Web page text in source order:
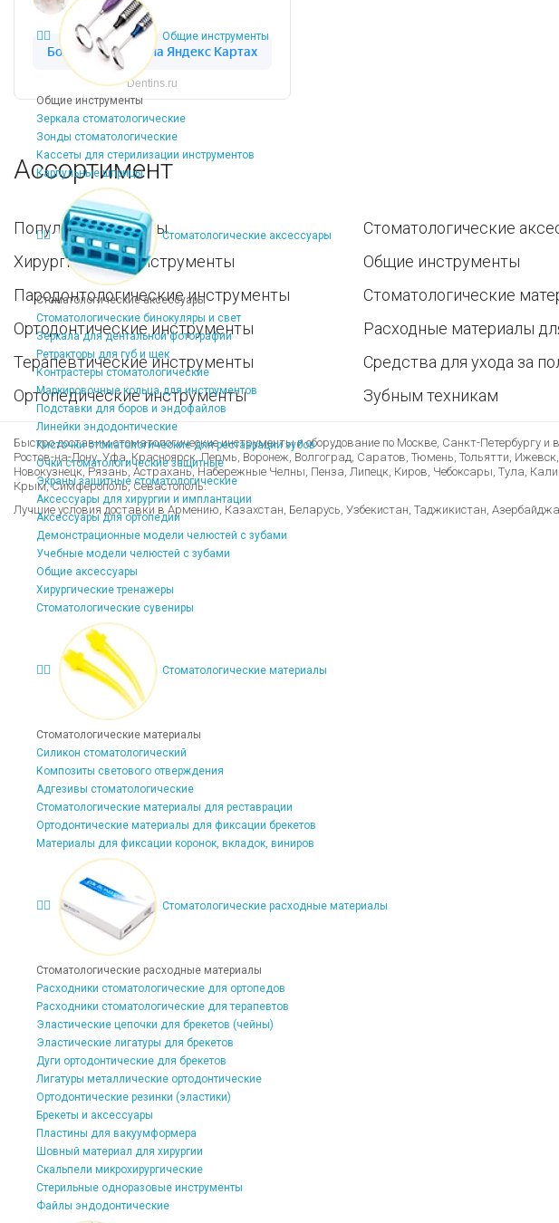
Общие инструменты
Общие инструменты
Зеркала стоматологические
Зонды стоматологические
Кассеты для стерилизации инструментов
Карпульные шприцы
Стоматологические аксессуары
Стоматологические аксессуары
Стоматологические бинокуляры и свет
Зеркала для дентальной фотографии
Ретракторы для губ и щек
Контрастеры стоматологические
Маркировочные кольца для инструментов
Подставки для боров и эндофайлов
Линейки эндодонтические
Кисточки стоматологические для реставрации зубов
Очки стоматологические защитные
Экраны защитные стоматологические
Аксессуары для хирургии и имплантации
Аксессуары для ортопедии
Демонстрационные модели челюстей с зубами
Учебные модели челюстей с зубами
Общие аксессуары
Хирургические тренажеры
Стоматологические сувениры
Стоматологические материалы
Стоматологические материалы
Силикон стоматологический
Композиты светового отверждения
Адгезивы стоматологические
Стоматологические материалы для реставрации
Ортодонтические материалы для фиксации брекетов
Материалы для фиксации коронок, вкладок, виниров
Стоматологические расходные материалы
Стоматологические расходные материалы
Расходники стоматологические для ортопедов
Расходники стоматологические для терапевтов
Эластические цепочки для брекетов (чейны)
Эластические лигатуры для брекетов
Дуги ортодонтические для брекетов
Лигатуры металлические ортодонтические
Ортодонтические резинки (эластики)
Брекеты и аксессуары
Пластины для вакуумформера
Шовный материал для хирургии
Скальпели микрохирургические
Стерильные одноразовые инструменты
Файлы эндодонтические
Dentins.ru
Ассортимент
Популярные наборы
Хирургические инструменты
Пародонтологические инструменты
Ортодонтические инструменты
Терапевтические инструменты
Ортопедические инструменты
Стоматологические
Общие инструменты
Стоматологические
Расходные материалы
Средства для ухода за
Зубным техникам
Быстро доставим стоматологические инструменты и оборудование по Москве, Санкт-
Ростов-на-Дону, Уфа, Красноярск, Пермь, Воронеж, Волгоград, Саратов, Тюмень, Тольятти,
Новокузнецк, Рязань, Астрахань, Набережные Челны, Пенза, Липецк, Киров, Чебоксары, Тула,
Крым, Симферополь, Севастополь.
Лучшие условия доставки в Армению, Казахстан, Беларусь, Узбекистан, Таджикистан,